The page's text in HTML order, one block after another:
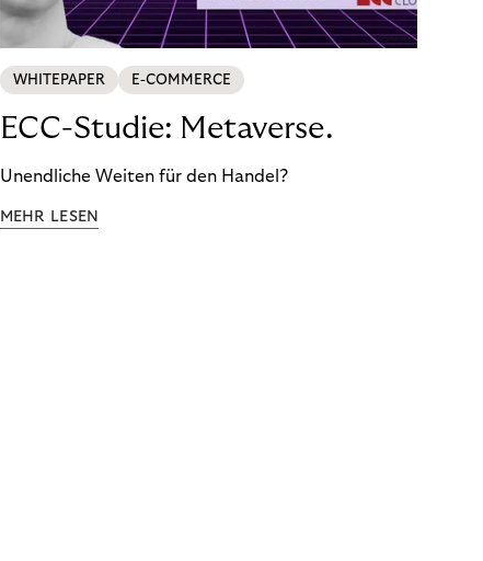
WHITEPAPER E-COMMERCE
ECC-Studie: Metaverse.
Unendliche Weiten für den Handel?
MEHR LESEN